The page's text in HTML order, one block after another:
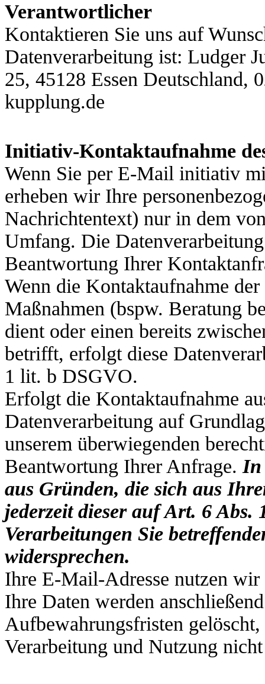
Verantwortlicher
Kontaktieren Sie uns auf
Datenverarbeitung ist: Ludger
25, 45128 Essen Deutschland,
kupplung.de
Initiativ-Kontaktaufnahme
Wenn Sie per E-Mail initiativ
erheben wir Ihre
Nachrichtentext) nur in dem
Umfang. Die
Beantwortung Ihrer
Wenn die Kontaktaufnahme
Maßnahmen (bspw. Beratung
dient oder einen bereits
betrifft, erfolgt diese
1 lit. b DSGVO.
Erfolgt die Kontaktaufnahme
Datenverarbeitung auf
unserem überwiegenden
Beantwortung Ihrer Anfrage. In
aus Gründen, die sich aus
jederzeit dieser auf Art. 6
Verarbeitungen Sie
widersprechen.
Ihre E-Mail-Adresse nutzen
Ihre Daten werden
Aufbewahrungsfristen
Verarbeitung und Nutzung